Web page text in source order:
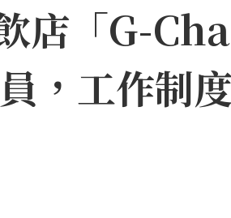
店「G-
，工作制